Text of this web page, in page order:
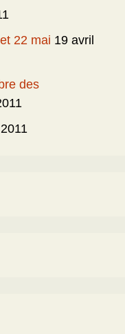
22 mai 19 avril
des